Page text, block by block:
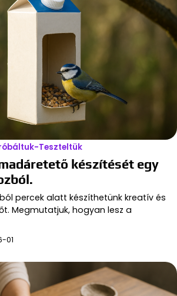
Teszteltük
készítését egy
percek alatt készíthetünk kreatív és
Megmutatjuk, hogyan lesz a
01